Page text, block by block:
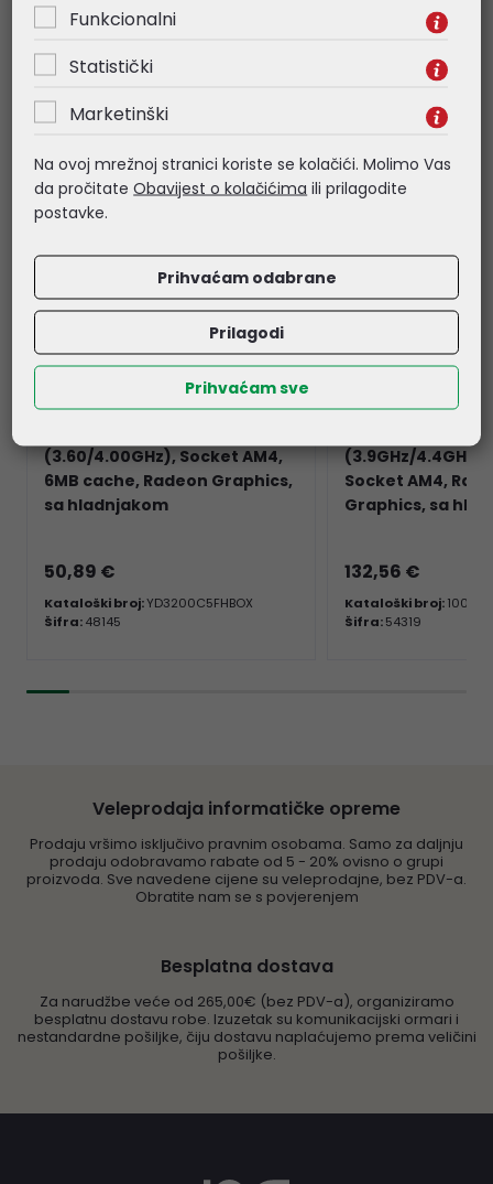
Povezani proizvodi
(3.60/4.00GHz), Socket AM4,
6MB cache, Radeon Graphics,
sa hladnjakom
50,89 €
Kataloški broj:YD3200C5FHBOX
Šifra:48145
AMD Ryzen 5
(3.9GHz/4.4GHz),
Socket AM4,
Graphics, sa
132,56 €
Kataloški broj:100-
Šifra:54319
Veleprodaja informatičke opreme
Prodaju vršimo isključivo pravnim osobama. Samo za daljnju
prodaju odobravamo rabate od 5 - 20% ovisno o grupi
proizvoda. Sve navedene cijene su veleprodajne, bez PDV-a.
Obratite nam se s povjerenjem
Besplatna dostava
Za narudžbe veće od 265,00€ (bez PDV-a), organiziramo
besplatnu dostavu robe. Izuzetak su komunikacijski ormari i
nestandardne pošiljke, čiju dostavu naplaćujemo prema veličini
pošiljke.
Funkcionalni
Statistički
Marketinški
Na ovoj mrežnoj stranici koriste se kolačići. Molimo Vas
da pročitateObavijest o kolačićima ili prilagodite
postavke.
Prihvaćam odabrane
Prilagodi
Prihvaćam sve